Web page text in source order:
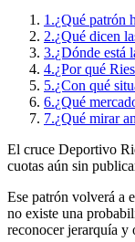
1.¿Qué patrón
2.¿Qué dicen
3.¿Dónde está
4.¿Por qué
5.¿Con qué
6.¿Qué
7.¿Qué mirar
El cruce Deportivo
cuotas aún sin
Ese patrón volverá a
no existe una
reconocer jerarquía y